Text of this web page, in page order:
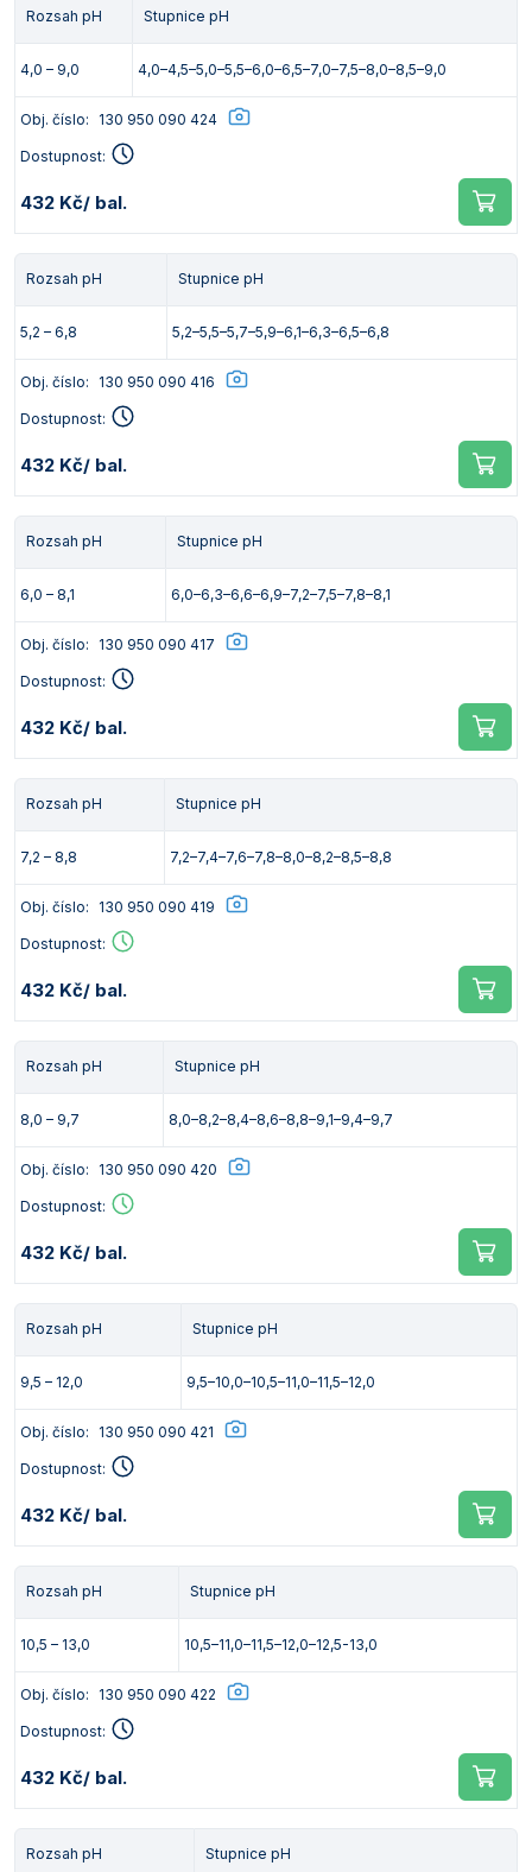
Rozsah pH Stupnice pH
4,0 – 9,0 4,0–4,5–5,0–5,5–6,0–6,5–7,0–7,5–8,0–8,5–9,0
Obj. číslo: 130 950 090 424
Dostupnost:
432 Kč/ bal.
Rozsah pH Stupnice pH
5,2 – 6,8 5,2–5,5–5,7–5,9–6,1–6,3–6,5–6,8
Obj. číslo: 130 950 090 416
Dostupnost:
432 Kč/ bal.
Rozsah pH Stupnice pH
6,0 – 8,1 6,0–6,3–6,6–6,9–7,2–7,5–7,8–8,1
Obj. číslo: 130 950 090 417
Dostupnost:
432 Kč/ bal.
Rozsah pH Stupnice pH
7,2 – 8,8 7,2–7,4–7,6–7,8–8,0–8,2–8,5–8,8
Obj. číslo: 130 950 090 419
Dostupnost:
432 Kč/ bal.
Rozsah pH Stupnice pH
8,0 – 9,7 8,0–8,2–8,4–8,6–8,8–9,1–9,4–9,7
Obj. číslo: 130 950 090 420
Dostupnost:
432 Kč/ bal.
Rozsah pH Stupnice pH
9,5 – 12,0 9,5–10,0–10,5–11,0–11,5–12,0
Obj. číslo: 130 950 090 421
Dostupnost:
432 Kč/ bal.
Rozsah pH Stupnice pH
10,5 – 13,0 10,5–11,0–11,5–12,0–12,5-13,0
Obj. číslo: 130 950 090 422
Dostupnost:
432 Kč/ bal.
Rozsah pH Stupnice pH